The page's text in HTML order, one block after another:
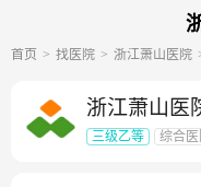
首页 找医院 浙江萧山医院
浙江萧山医
三级乙等 综合